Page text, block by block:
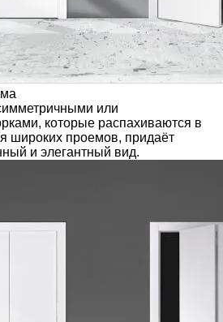
или
которые распахиваются в
широких проемов, придаёт
и элегантный вид.